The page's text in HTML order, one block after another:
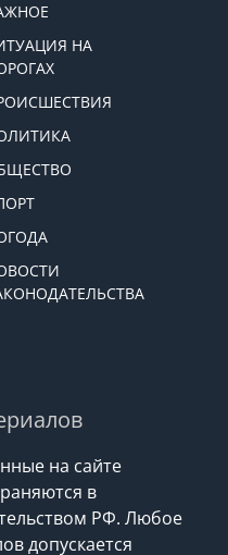
НА
на сайте
в
РФ. Любое
допускается